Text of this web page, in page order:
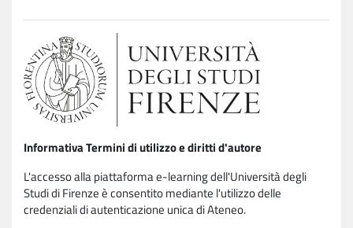
Informativa Termini di utilizzo e diritti d'autore
L'accesso alla piattaforma e-learning dell'Università degli
Studi di Firenze è consentito mediante l'utilizzo delle
credenziali di autenticazione unica di Ateneo.